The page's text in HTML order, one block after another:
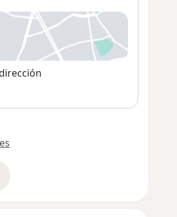
nueva pestaña